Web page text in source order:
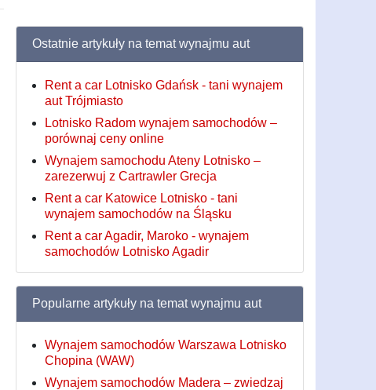
Ostatnie artykuły na temat wynajmu aut
Rent a car Lotnisko Gdańsk - tani wynajem
aut Trójmiasto
Lotnisko Radom wynajem samochodów –
porównaj ceny online
Wynajem samochodu Ateny Lotnisko –
zarezerwuj z Cartrawler Grecja
Rent a car Katowice Lotnisko - tani
wynajem samochodów na Śląsku
Rent a car Agadir, Maroko - wynajem
samochodów Lotnisko Agadir
Popularne artykuły na temat wynajmu aut
Wynajem samochodów Warszawa Lotnisko
Chopina (WAW)
Wynajem samochodów Madera – zwiedzaj